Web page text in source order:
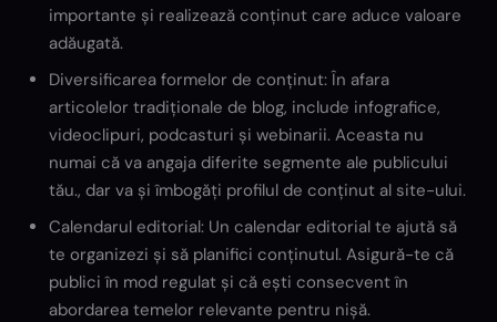
importante și realizează conținut care aduce valoare
adăugată.
Diversificarea formelor de conținut: În afara
articolelor tradiționale de blog, include infografice,
videoclipuri, podcasturi și webinarii. Aceasta nu
numai că va angaja diferite segmente ale publicului
tău., dar va și îmbogăți profilul de conținut al site-ului.
Calendarul editorial: Un calendar editorial te ajută să
te organizezi și să planifici conținutul. Asigură-te că
publici în mod regulat și că ești consecvent în
abordarea temelor relevante pentru nișă.